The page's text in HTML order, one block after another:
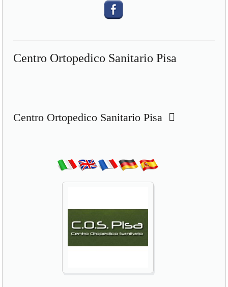
Centro Ortopedico Sanitario Pisa
Centro Ortopedico Sanitario Pisa